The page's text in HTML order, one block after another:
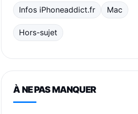
Infos iPhoneaddict.fr Mac
Hors-sujet
À NE PAS MANQUER